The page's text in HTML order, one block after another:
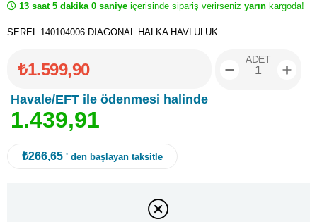
13 saat 5 dakika 0 saniye içerisinde sipariş verirseniz yarın kargoda!
SEREL 140104006 DIAGONAL HALKA HAVLULUK
₺1.599,90
Havale/EFT ile ödenmesi halinde
1.439,91
ADET
₺266,65 ' den başlayan taksitle